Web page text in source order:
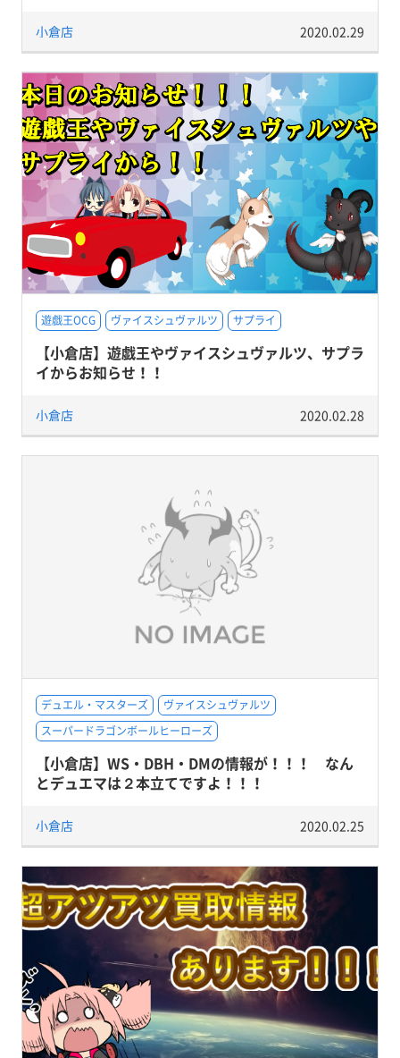
小倉店 2020.02.29
遊戯王OCG ヴァイスシュヴァルツ サプライ
【小倉店】遊戯王やヴァイスシュヴァルツ、サプラ
イからお知らせ！！
小倉店 2020.02.28
デュエル・マスターズ
ヴァイスシュヴァルツ
スーパードラゴンボールヒーローズ
【小倉店】WS・DBH・DMの情報が！！！ なん
とデュエマは２本立てですよ！！！
小倉店 2020.02.25